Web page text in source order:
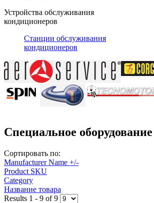
Устройства обслуживания
кондиционеров
Станции обслуживания
кондиционеров
Специальное оборудование
Сортировать по:
Manufacturer Name +/-
Product SKU
Category
Название товара
Results 1 - 9 of 9